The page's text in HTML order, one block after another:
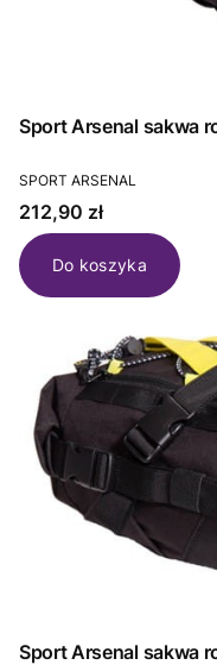
Sport Arsenal sakwa
PRODUCENT
SPORT ARSENAL
Cena
212,90 zł
Do koszyka
Sport Arsenal sakwa